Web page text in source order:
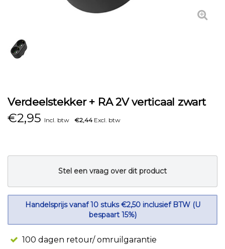
Verdeelstekker + RA 2V verticaal zwart
€2,95 Incl. btw €2,44Excl. btw
Stel een vraag over dit product
Handelsprijs vanaf 10 stuks €2,50 inclusief BTW (U
bespaart 15%)
100 dagen retour/ omruilgarantie